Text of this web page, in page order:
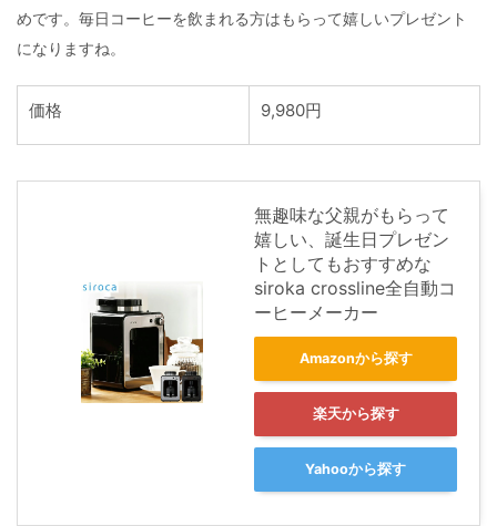
めです。毎日コーヒーを飲まれる方はもらって嬉しいプレゼント
になりますね。
価格 9,980円
無趣味な父親がもらって
嬉しい、誕生日プレゼン
トとしてもおすすめな
siroka crossline全自動コ
ーヒーメーカー
Amazonから探す
楽天から探す
Yahooから探す